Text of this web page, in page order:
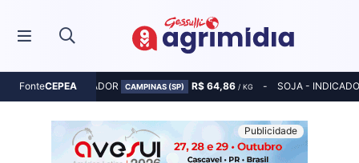
FonteCEPEA
MILHO - INDICADOR CAMPINAS (SP) R$ 64,86 / KG SOJA -